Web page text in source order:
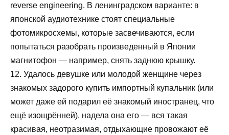
reverse engineering. В ленинградском варианте: в
японской аудиотехнике стоят специальные
фотомикросхемы, которые засвечиваются, если
попытаться разобрать произведенный в Японии
магнитофон — например, снять заднюю крышку.
12. Удалось девушке или молодой женщине через
знакомых задорого купить импортный купальник (или
может даже ей подарил её знакомый иностранец, что
ещё изощрённей), надела она его — вся такая
красивая, неотразимая, отдыхающие провожают её